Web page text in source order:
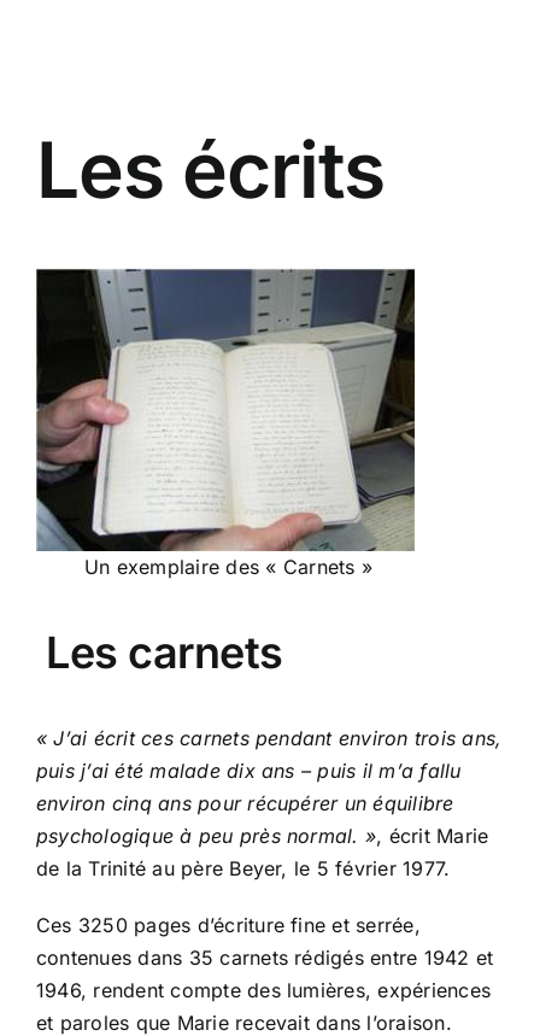
Les écrits
Un exemplaire des « Carnets »
Les carnets
« J’ai écrit ces carnets pendant environ trois ans,
puis j’ai été malade dix ans – puis il m’a fallu
environ cinq ans pour récupérer un équilibre
psychologique à peu près normal. », écrit Marie
de la Trinité au père Beyer, le 5 février 1977.
Ces 3250 pages d’écriture fine et serrée,
contenues dans 35 carnets rédigés entre 1942 et
1946, rendent compte des lumières, expériences
et paroles que Marie recevait dans l’oraison.